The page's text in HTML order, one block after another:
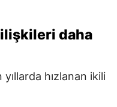
daha
yıllarda hızlanan ikili